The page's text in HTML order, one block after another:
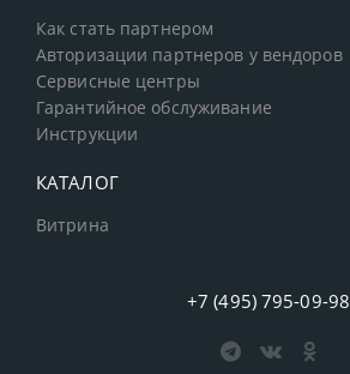
Как стать партнером
Авторизации партнеров у вендоров
Сервисные центры
Гарантийное обслуживание
Инструкции
КАТАЛОГ
Витрина
+7 (495) 795-09-98